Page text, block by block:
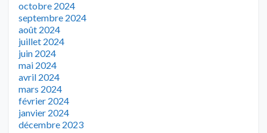
octobre 2024
septembre 2024
août 2024
juillet 2024
juin 2024
mai 2024
avril 2024
mars 2024
février 2024
janvier 2024
décembre 2023